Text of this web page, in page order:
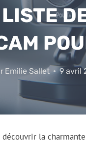
Emilie Sallet 9 avril
découvrir la